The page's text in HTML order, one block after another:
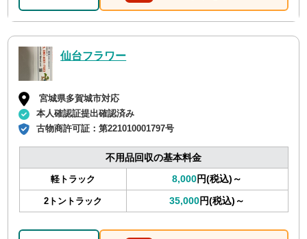
仙台フラワー
宮城県多賀城市対応
本人確認証提出確認済み
古物商許可証：第221010001797号
不用品回収の基本料金
軽トラック 8,000円(税込)～
2トントラック 35,000円(税込)～